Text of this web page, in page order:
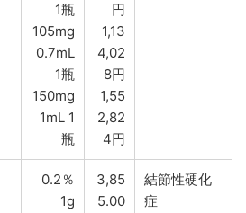
1瓶
105mg
0.7mL
1瓶
150mg
1mL 1
瓶
円
1,13
4,02
8円
1,55
2,82
4円
0.2％
1g
3,85
5.00
結節性硬化
症